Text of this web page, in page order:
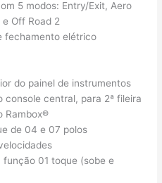
5 modos: Entry/Exit, Aero
e Off Road 2
fechamento elétrico
do painel de instrumentos
console central, para 2ª fileira
Rambox®
de 04 e 07 polos
01 toque (sobe e